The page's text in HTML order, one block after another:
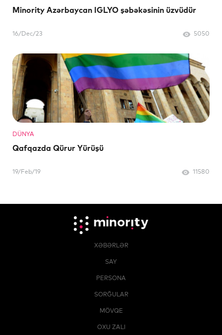
Minority Azərbaycan IGLYO şəbəkəsinin üzvüdür
16/Dec/23 5050
DÜNYA
Qafqazda Qürur Yürüşü
19/Feb/19 11580
XƏBƏRLƏR
SAY
PERSONA
SORĞULAR
MÖVQE
OXU ZALI